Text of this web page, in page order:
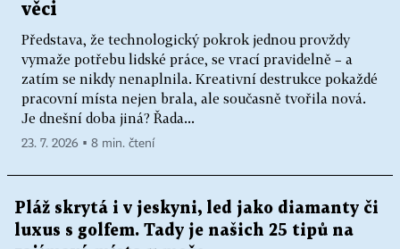
věci
Představa, že technologický pokrok jednou provždy
vymaže potřebu lidské práce, se vrací pravidelně – a
zatím se nikdy nenaplnila. Kreativní destrukce pokaždé
pracovní místa nejen brala, ale současně tvořila nová.
Je dnešní doba jiná? Řada...
23. 7. 2026 ▪ 8 min. čtení
Pláž skrytá i v jeskyni, led jako diamanty či
luxus s golfem. Tady je našich 25 tipů na